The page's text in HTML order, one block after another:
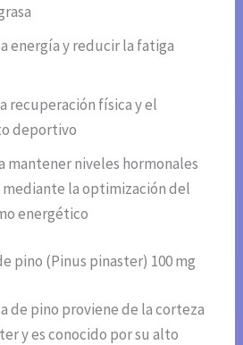
energía y reducir la fatiga
recuperación física y el
deportivo
mantener niveles hormonales
mediante la optimización del
energético
pino (Pinus pinaster) 100 mg
de pino proviene de la corteza
y es conocido por su alto